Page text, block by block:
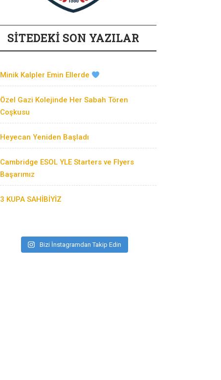
SİTEDEKİ SON YAZILAR
Minik Kalpler Emin Ellerde
Özel Gazi Kolejinde Her Sabah Tören
Coşkusu
Heyecan Yeniden Başladı
Cambridge ESOL YLE Starters ve Flyers
Başarımız
3 KUPA SAHİBİYİZ
Bizi İnstagramdan Takip Edin